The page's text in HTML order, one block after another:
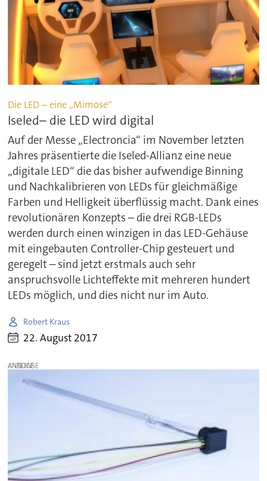
Die LED – eine „Mimose“
Iseled– die LED wird digital
Auf der Messe „Electroncia“ im November letzten
Jahres präsentierte die Iseled-Allianz eine neue
„digitale LED“ die das bisher aufwendige Binning
und Nachkalibrieren von LEDs für gleichmäßige
Farben und Helligkeit überflüssig macht. Dank eines
revolutionären Konzepts – die drei RGB-LEDs
werden durch einen winzigen in das LED-Gehäuse
mit eingebauten Controller-Chip gesteuert und
geregelt – sind jetzt erstmals auch sehr
anspruchsvolle Lichteffekte mit mehreren hundert
LEDs möglich, und dies nicht nur im Auto.
Robert Kraus
22. August 2017
ANZEIGE